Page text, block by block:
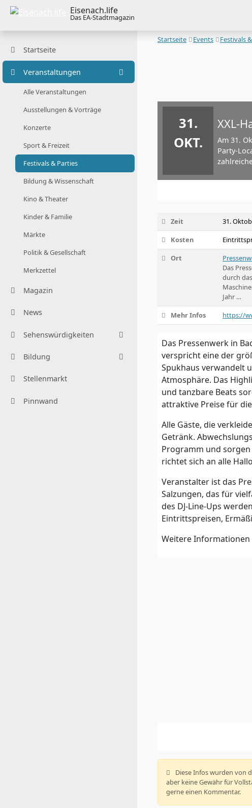
Eisenach.life
Das EA-Stadtmagazin
Startseite
Veranstaltungen
Alle Veranstaltungen
Ausstellungen & Vorträge
Konzerte
Sport & Freizeit
Festivals & Parties
Bildung & Wissenschaft
Kino & Theater
Kinder & Familie
Märkte
Politik & Gesellschaft
Merkzettel
Magazin
News
Sehenswürdigkeiten
Bildung
Stellenmarkt
Pinnwand
Startseite Events Festivals
31.
OKT.
XXL-
Am 31.
Party-
Zeit
31.
Kosten
Ort
Das
durch
Jahr …
Mehr Infos
https://
Das Pressenwerk in
verspricht eine der
Spukhaus verwandelt
Atmosphäre. Das
und tanzbare Beats
attraktive Preise für
Alle Gäste, die
Getränk.
Programm und
richtet sich an alle
Veranstalter ist das
Salzungen, das für
des DJ-Line-Ups
Eintrittspreisen,
Weitere
Diese Infos wurden von
aber keine Gewähr für
gerne einen Kommentar.